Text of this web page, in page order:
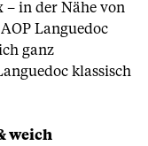
– in der Nähe von
Languedoc
ganz
klassisch
weich